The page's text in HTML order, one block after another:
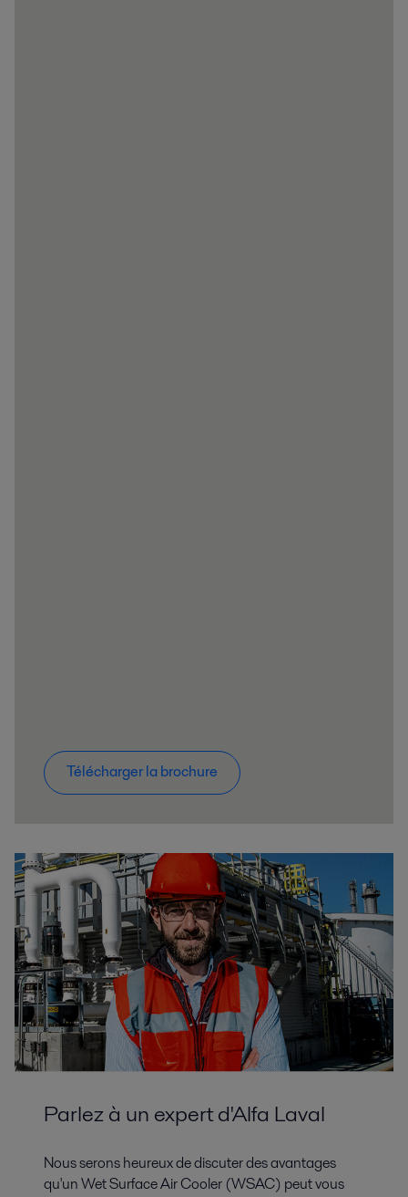
Télécharger la brochure
Parlez à un expert d'Alfa Laval
Nous serons heureux de discuter des avantages
qu'un Wet Surface Air Cooler (WSAC) peut vous